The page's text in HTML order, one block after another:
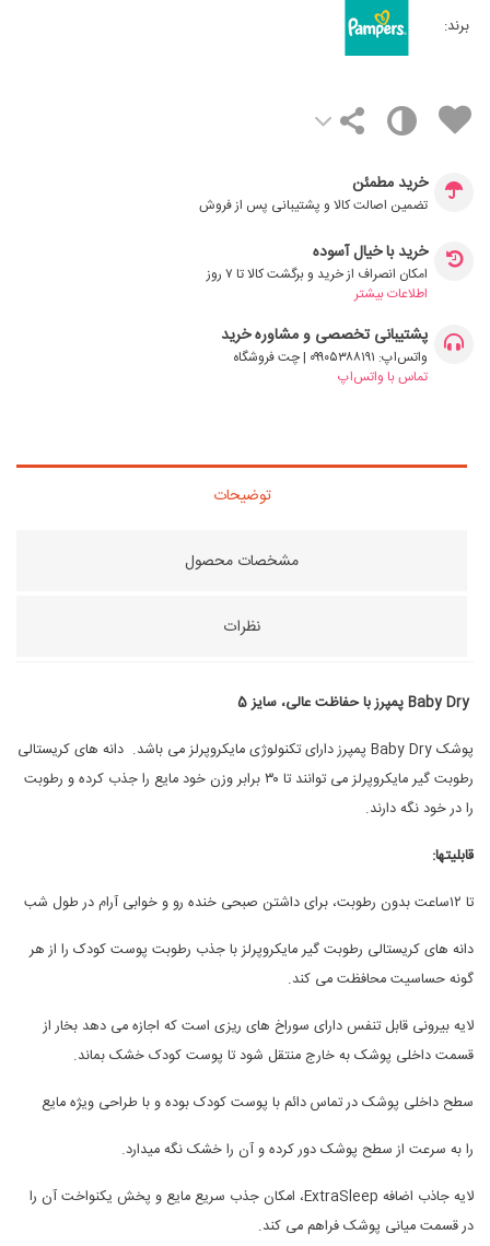
برند:
خرید مطمئن
تضمین اصالت کالا و پشتیبانی پس از فروش
خرید با خیال آسوده
امکان انصراف از خرید و برگشت کالا تا ۷ روز
اطلاعات بیشتر
پشتیبانی تخصصی و مشاوره خرید
واتس‌اپ: ۰۹۹۰۵۳۸۸۱۹۱ | چت فروشگاه
تماس با واتس‌اپ
توضیحات
مشخصات محصول
نظرات
Baby Dry پمپرز با حفاظت عالی، سایز 5
پوشک Baby Dry پمپرز دارای تکنولوژی مایکروپرلز می باشد. دانه های کریستالی
رطوبت گیر مایکروپرلز می توانند تا ٣٠ برابر وزن خود مایع را جذب کرده و رطوبت
را در خود نگه دارند.
قابلیتها:
تا ١٢ساعت بدون رطوبت، برای داشتن صبحی خنده رو و خوابی آرام در طول شب
دانه های کریستالی رطوبت گیر مایکروپرلز با جذب رطوبت پوست کودک را از هر
گونه حساسیت محافظت می کند.
لایه بیرونی قابل تنفس دارای سوراخ های ریزی است که اجازه می دهد بخار از
قسمت داخلی پوشک به خارج منتقل شود تا پوست کودک خشک بماند.
سطح داخلی پوشک در تماس دائم با پوست کودک بوده و با طراحی ویژه مایع
را به سرعت از سطح پوشک دور کرده و آن را خشک نگه میدارد.
لایه جاذب اضافه ExtraSleep، امکان جذب سریع مایع و پخش یکنواخت آن را
در قسمت میانی پوشک فراهم می کند.